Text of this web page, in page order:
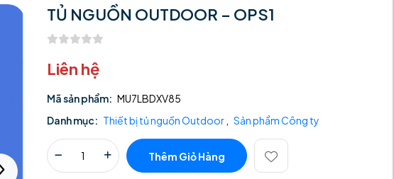
TỦ NGUỒN OUTDOOR – OPS1
Liên hệ
Mã sản phẩm: MU7LBDXV85
Danh mục: Thiết bị tủ nguồn Outdoor Sản phẩm Công ty
Thêm Giỏ Hàng